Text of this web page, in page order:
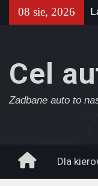
08 sie, 2026
Cel
Zadbane auto to
HomeDla